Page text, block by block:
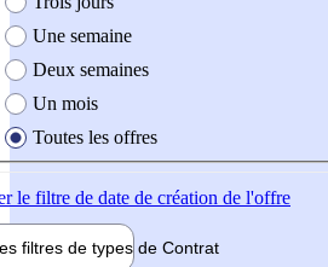
Une semaine
Deux semaines
Un mois
Toutes les offres
le filtre de date de création de l'offre
filtres de types de Contrat